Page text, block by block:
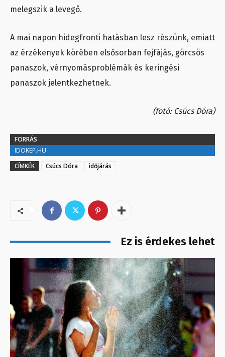
melegszik a levegő.
A mai napon hidegfronti hatásban lesz részünk, emiatt
az érzékenyek körében elsősorban fejfájás, görcsös
panaszok, vérnyomásproblémák és keringési
panaszok jelentkezhetnek.
(fotó: Csúcs Dóra)
FORRÁS
IDOKEP.HU
CÍMKÉK
Csúcs Dóra időjárás
Ez is érdekes lehet